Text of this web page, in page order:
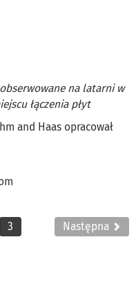
na latarni w
łączenia płyt
and Haas opracował
3 Następna